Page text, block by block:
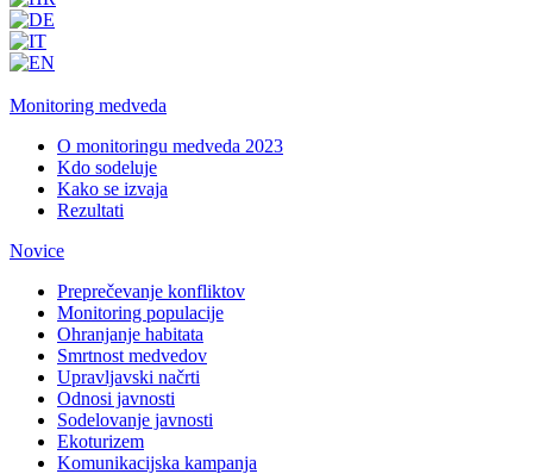
Monitoring medveda
O monitoringu medveda 2023
Kdo sodeluje
Kako se izvaja
Rezultati
Novice
Preprečevanje konfliktov
Monitoring populacije
Ohranjanje habitata
Smrtnost medvedov
Upravljavski načrti
Odnosi javnosti
Sodelovanje javnosti
Ekoturizem
Komunikacijska kampanja